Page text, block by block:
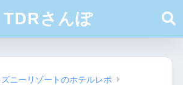
TDRさんぽ
ニーリゾートのホテルレポ